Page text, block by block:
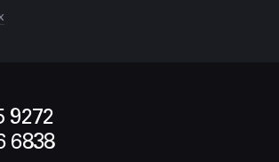
9272
6838